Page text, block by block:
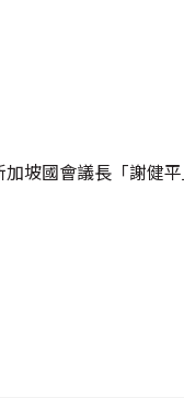
坡國會議長「謝健